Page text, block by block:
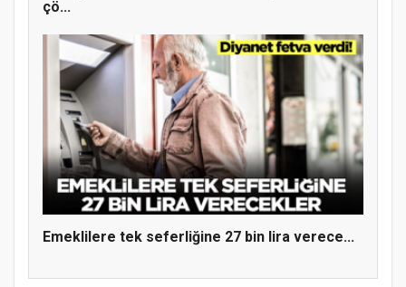
Hz. Peygamber ve Gençlik Konferansı
çö...
Emeklilere tek seferliğine 27 bin lira verece...